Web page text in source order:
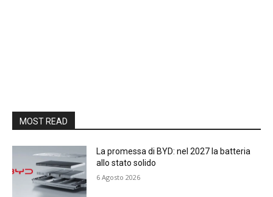
MOST READ
La promessa di BYD: nel 2027 la batteria
allo stato solido
6 Agosto 2026